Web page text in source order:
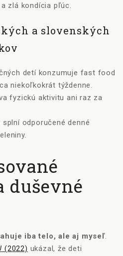
zlá kondícia pľúc.
a slovenských
detí konzumuje fast food
niekoľkokrát týždenne.
fyzickú aktivitu ani raz za
odporučené denné
duševné
iba telo, ale aj myseľ.
(2022) ukázal, že deti